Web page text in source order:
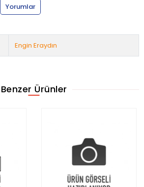
Yorumlar
Engin Eraydın
Benzer Ürünler